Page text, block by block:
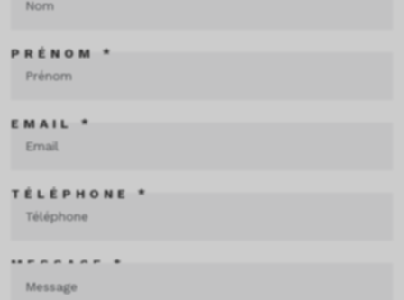
PRÉNOM *
EMAIL *
TÉLÉPHONE *
MESSAGE *